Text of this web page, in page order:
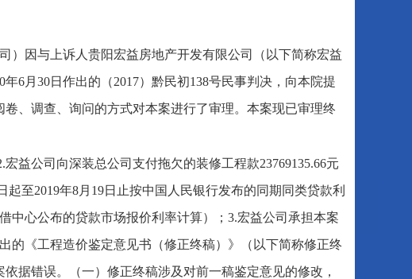
）因与上诉人贵阳宏益房地产开发有限公司（以下简称宏益
6月30日作出的（2017）黔民初138号民事判决，向本院提
、调查、询问的方式对本案进行了审理。本案现已审理终
益公司向深装总公司支付拖欠的装修工程款23769135.66元
起至2019年8月19日止按中国人民银行发布的同期同类贷款利
中心公布的贷款市场报价利率计算）；3.宏益公司承担本案
的《工程造价鉴定意见书（修正终稿）》（以下简称修正终
据错误。（一）修正终稿涉及对前一稿鉴定意见的修改，